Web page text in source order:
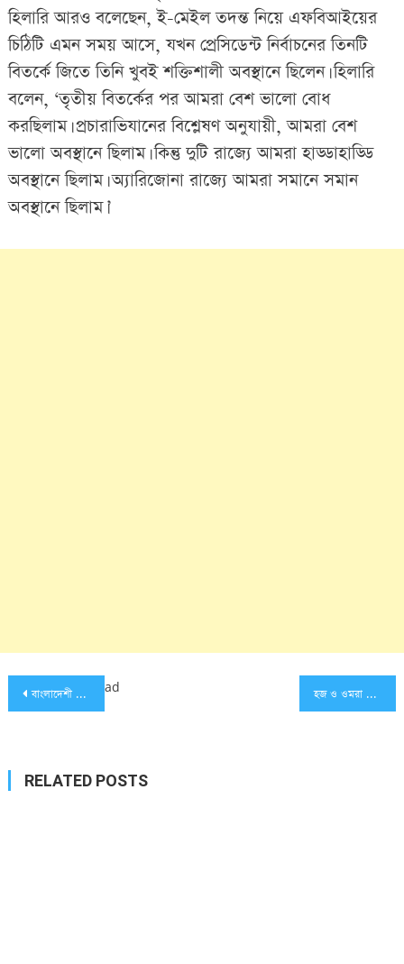
হিলারি আরও বলেছেন, ই-মেইল তদন্ত নিয়ে এফবিআইয়ের
চিঠিটি এমন সময় আসে, যখন প্রেসিডেন্ট নির্বাচনের তিনটি
বিতর্কে জিতে তিনি খুবই শক্তিশালী অবস্থানে ছিলেন। হিলারি
বলেন, ‘তৃতীয় বিতর্কের পর আমরা বেশ ভালো বোধ
করছিলাম। প্রচারাভিযানের বিশ্লেষণ অনুযায়ী, আমরা বেশ
ভালো অবস্থানে ছিলাম। কিন্তু দুটি রাজ্যে আমরা হাড্ডাহাড্ডি
অবস্থানে ছিলাম। অ্যারিজোনা রাজ্যে আমরা সমানে সমান
অবস্থানে ছিলাম।’
Post
বাংলাদেশী ফেসবুকারদের প্রতি ডোনাল্ড ট্রাম্প হজ ও ওমরা পালনকারীদের তালিকায় মিশর শীর্ষে
ad
RELATED POSTS